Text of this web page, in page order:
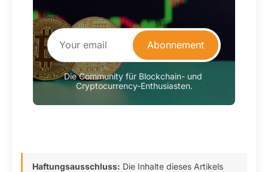
Abonnement
Die Community für Blockchain- und
Cryptocurrency-Enthusiasten.
Haftungsausschluss: Die Inhalte dieses Artikels